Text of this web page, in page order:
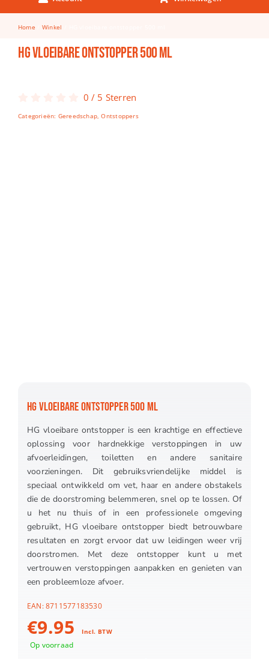
Keuken & Tafelen
Kinderfietsen
Knutselen
Spellen
Home Winkel
HG vloeibare ontstopper 500 ml
0 / 5 Sterren
Categorieën: Gereedschap,Ontstoppers
HG VLOEIBARE ONTSTOPPER 500 ML
HG vloeibare ontstopper is een krachtige en effectieve
oplossing voor hardnekkige verstoppingen in uw
afvoerleidingen, toiletten en andere sanitaire
voorzieningen. Dit gebruiksvriendelijke middel is
speciaal ontwikkeld om vet, haar en andere obstakels
die de doorstroming belemmeren, snel op te lossen. Of
u het nu thuis of in een professionele omgeving
gebruikt, HG vloeibare ontstopper biedt betrouwbare
resultaten en zorgt ervoor dat uw leidingen weer vrij
doorstromen. Met deze ontstopper kunt u met
vertrouwen verstoppingen aanpakken en genieten van
een probleemloze afvoer.
EAN:8711577183530
€9.95 Incl. BTW
Op voorraad